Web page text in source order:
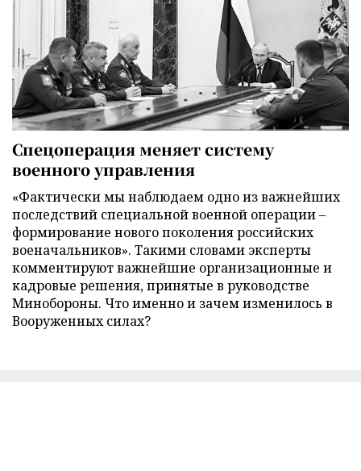
Спецоперация меняет систему
военного управления
«Фактически мы наблюдаем одно из важнейших
последствий специальной военной операции –
формирование нового поколения российских
военачальников». Такими словами эксперты
комментируют важнейшие организационные и
кадровые решения, принятые в руководстве
Минобороны. Что именно и зачем изменилось в
Вооруженных силах?